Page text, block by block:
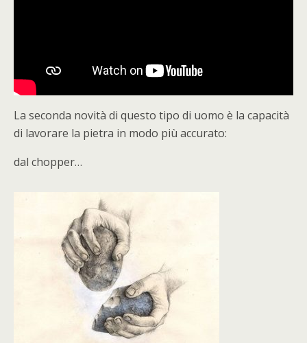
La seconda novità di questo tipo di uomo è la capacità
di lavorare la pietra in modo più accurato:
dal chopper…